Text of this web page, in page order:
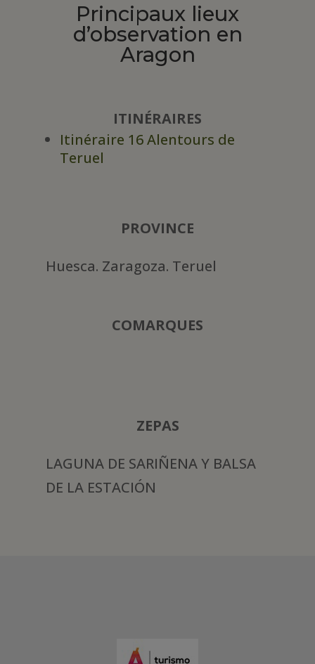
Principaux lieux
d’observation en
Aragon
ITINÉRAIRES
Itinéraire 16 Alentours de
Teruel
PROVINCE
Huesca. Zaragoza. Teruel
COMARQUES
ZEPAS
LAGUNA DE SARIÑENA Y BALSA
DE LA ESTACIÓN